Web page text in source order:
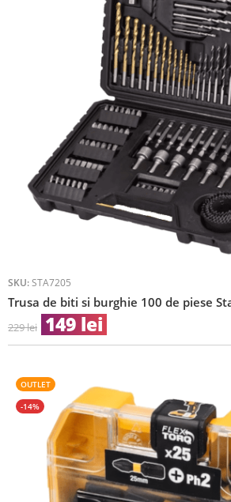
SKU: STA7205
Trusa de biti si burghie 100 de piese
229lei 149 lei
OUTLET
-14%